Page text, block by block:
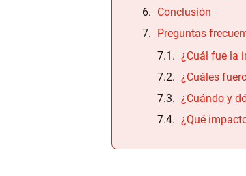
Conclusión
Preguntas
¿Cuál fue la
¿Cuáles
¿Cuándo y
¿Qué